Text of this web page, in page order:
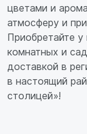
цветами и
атмосферу и
Приобретайте у
комнатных и
доставкой в
в настоящий
столицей»!